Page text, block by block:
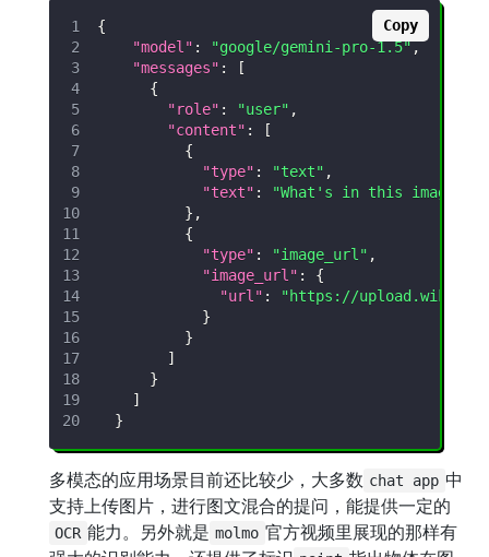
{
"model" : "google/gemini-pro-1.5",
"messages" :
[
{
"role" : "user" ,
"content" :
[
{
"type" : "text" ,
"text" :
"What's in this image?"
} ,
{
"type" : "image_url" ,
"image_url" :
{
"url" :
"https://
}
}
]
}
]
}
Copy
多模态的应用场景目前还比较少，大多数 chat app 中
支持上传图片，进行图文混合的提问，能提供一定的
OCR 能力。另外就是 molmo 官方视频里展现的那样有